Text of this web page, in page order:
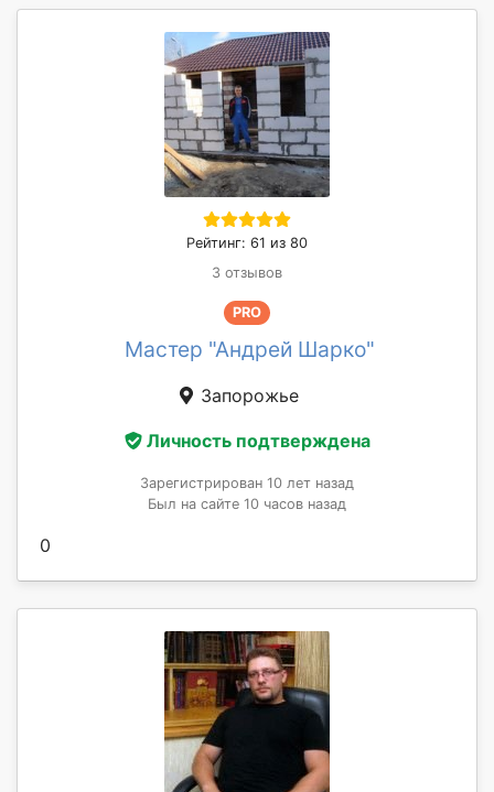
Рейтинг: 61 из 80
3 отзывов
PRO
Мастер "Андрей Шарко"
Запорожье
Личность подтверждена
Зарегистрирован 10 лет назад
Был на сайте 10 часов назад
0